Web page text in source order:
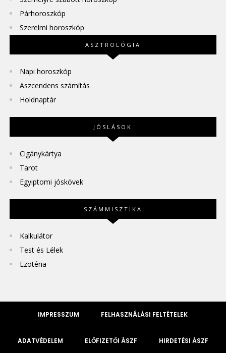
Párhoroszkóp
Szerelmi horoszkóp
ASZTROLÓGIA
Napi horoszkóp
Aszcendens számítás
Holdnaptár
JÓSLÁSOK
Cigánykártya
Tarot
Egyiptomi jóskövek
SZÁMMISZTIKA
Kalkulátor
Test és Lélek
Ezotéria
IMPRESSZUM FELHASZNÁLÁSI FELTÉTELEK
ADATVÉDELEM ELŐFIZETŐI ÁSZF HIRDETÉSI ÁSZF